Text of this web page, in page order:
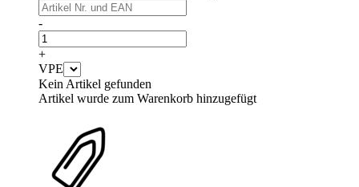
-
+
VPE
Kein Artikel gefunden
Artikel wurde zum Warenkorb hinzugefügt